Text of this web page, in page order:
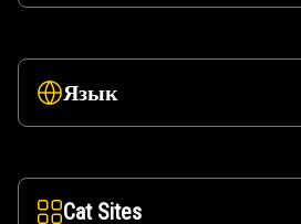
Язык
Cat Sites